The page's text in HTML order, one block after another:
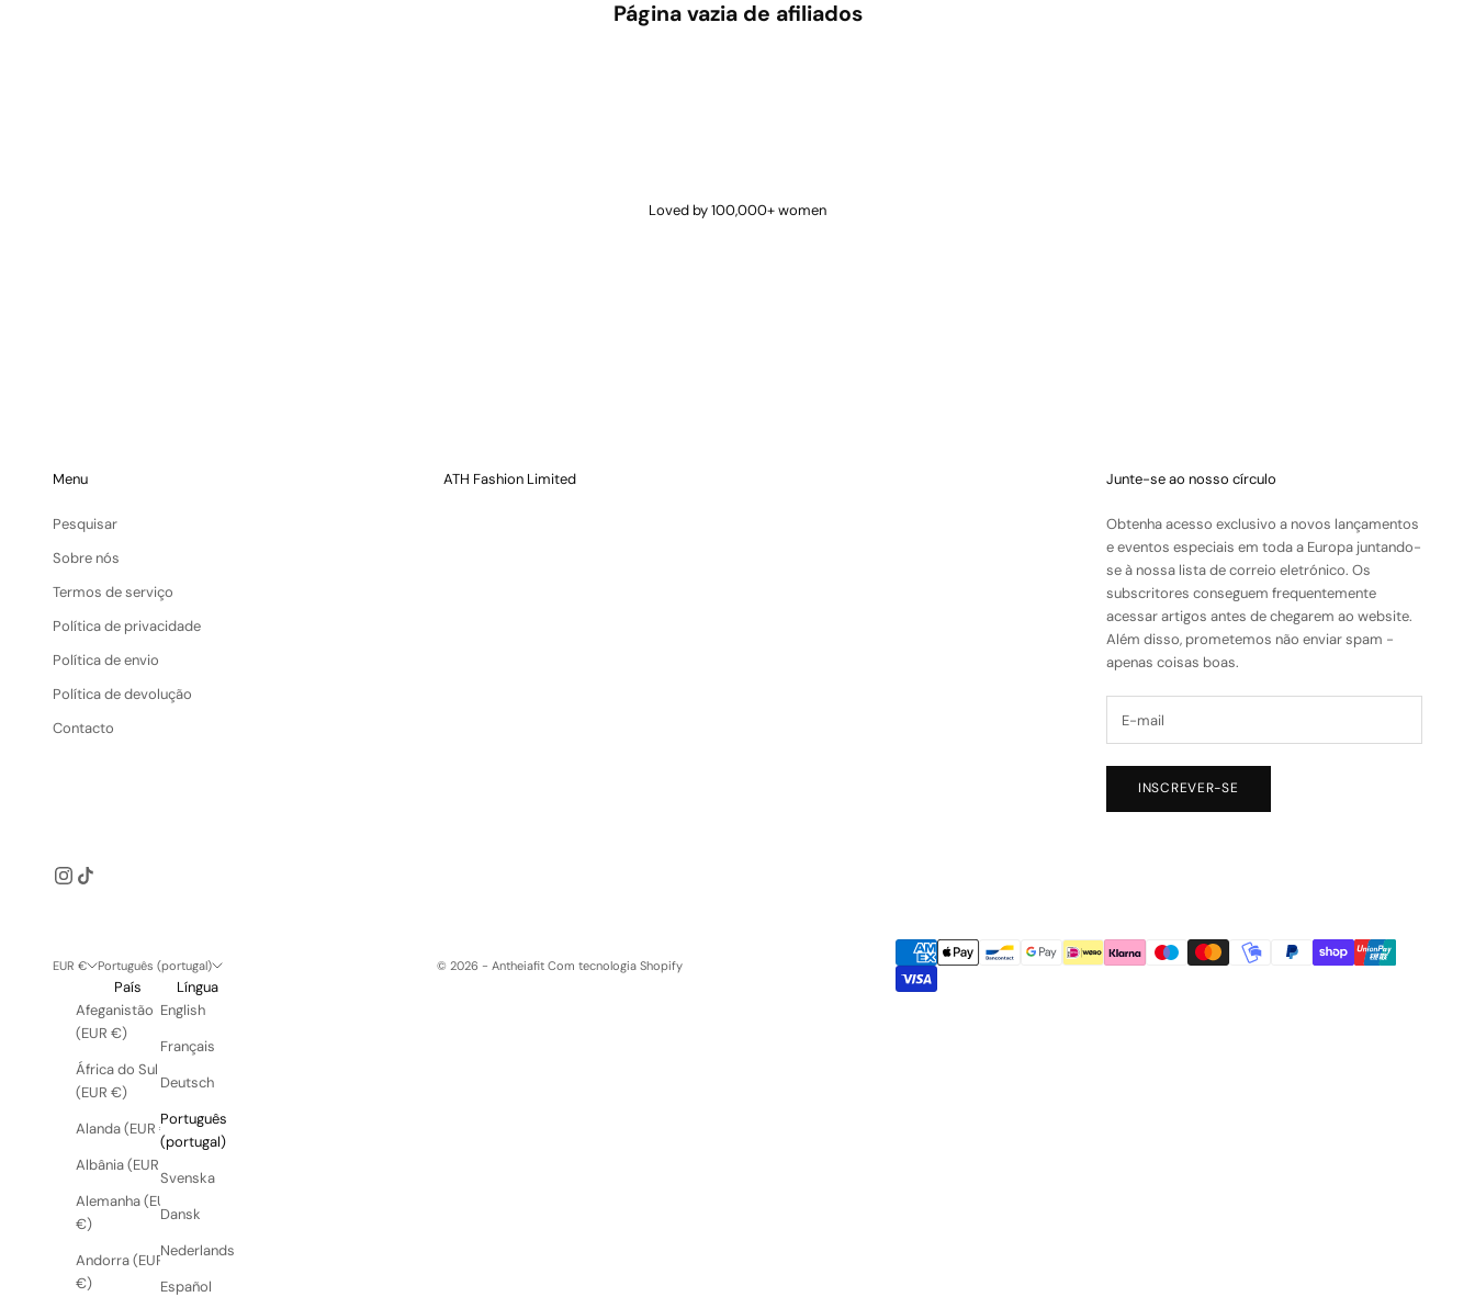
Página vazia de afiliados
Loved by 100,000+ women
Menu
Pesquisar
Sobre nós
Termos de serviço
Política de privacidade
Política de envio
Política de devolução
Contacto
ATH Fashion Limited Junte-se ao nosso círculo
Obtenha acesso exclusivo a novos lançamentos
e eventos especiais em toda a Europa juntando-
se à nossa lista de correio eletrónico. Os
subscritores conseguem frequentemente
acessar artigos antes de chegarem ao website.
Além disso, prometemos não enviar spam -
apenas coisas boas.
INSCREVER-SE
EUR €
País
Afeganistão
(EUR €)
África do Sul
(EUR €)
Alanda (EUR €)
Albânia (EUR €)
Alemanha (EUR
€)
Andorra (EUR
€)
Português (portugal)
Língua
English
Français
Deutsch
Português
(portugal)
Svenska
Dansk
Nederlands
Español
© 2026 - Antheiafit Com tecnologia Shopify